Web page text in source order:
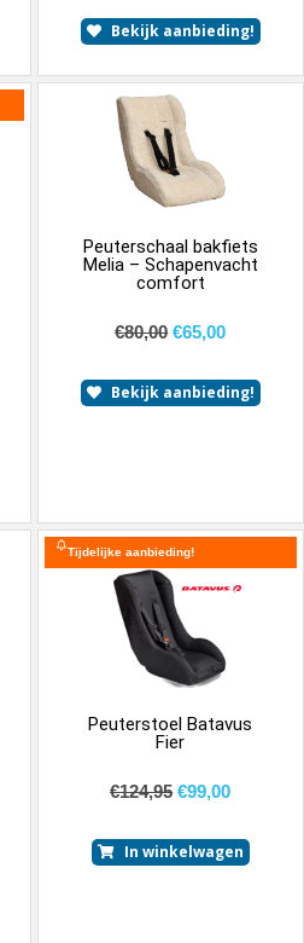
Bekijk aanbieding!
Peuterschaal bakfiets
Melia – Schapenvacht
comfort
€80,00 €65,00
Bekijk aanbieding!
Tijdelijke aanbieding!
Peuterstoel Batavus
Fier
€124,95 €99,00
In winkelwagen